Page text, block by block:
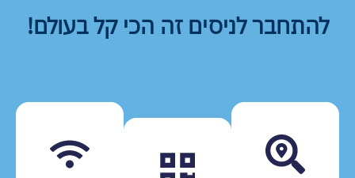
להתחבר לניסים זה הכי קל בעולם!